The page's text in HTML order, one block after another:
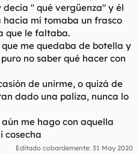
" qué vergüenza" y él
mí tomaba un frasco
que le faltaba.
me quedaba de botella y
no saber qué hacer con
de unirme, o quizá de
dado una paliza, nunca lo
me hago con aquella
cosecha
Editado cobardemente: 31 May 2020